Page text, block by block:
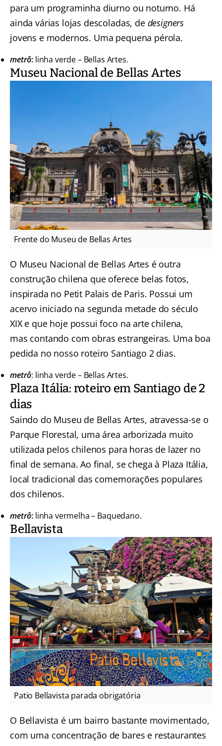
para um programinha diurno ou noturno. Há
ainda várias lojas descoladas, de designers
jovens e modernos. Uma pequena pérola.
metrô: linha verde – Bellas Artes.
Museu Nacional de Bellas Artes
Frente do Museu de Bellas Artes
O Museu Nacional de Bellas Artes é outra
construção chilena que oferece belas fotos,
inspirada no Petit Palais de Paris. Possui um
acervo iniciado na segunda metade do século
XIX e que hoje possui foco na arte chilena,
mas contando com obras estrangeiras. Uma boa
pedida no nosso roteiro Santiago 2 dias.
metrô: linha verde – Bellas Artes.
Plaza Itália: roteiro em Santiago de 2
dias
Saindo do Museu de Bellas Artes, atravessa-se o
Parque Florestal, uma área arborizada muito
utilizada pelos chilenos para horas de lazer no
final de semana. Ao final, se chega à Plaza Itália,
local tradicional das comemorações populares
dos chilenos.
metrô: linha vermelha – Baquedano.
Bellavista
Patio Bellavista parada obrigatória
O Bellavista é um bairro bastante movimentado,
com uma concentração de bares e restaurantes